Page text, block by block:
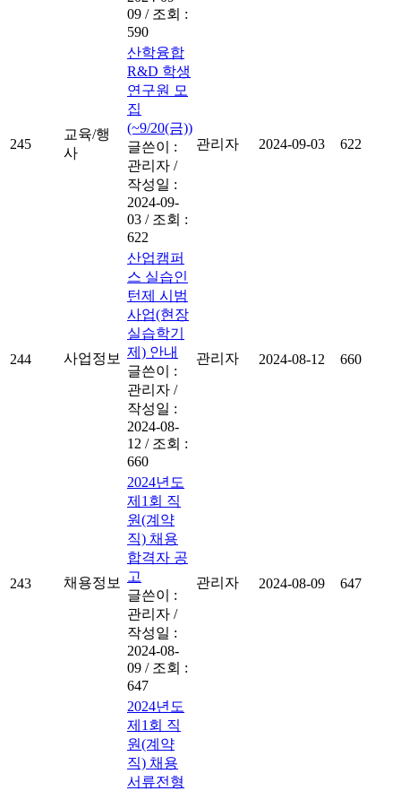
09 / 조회 :
590
245
교육/행
사
산학융합
R&D 학생
연구원 모
집
(~9/20(금))
글쓴이 :
관리자 /
작성일 :
2024-09-
03 / 조회 :
622
관리자 2024-09-03 622
244 사업정보
산업캠퍼
스 실습인
턴제 시범
사업(현장
실습학기
제) 안내
글쓴이 :
관리자 /
작성일 :
2024-08-
12 / 조회 :
660
관리자 2024-08-12 660
243 채용정보
2024년도
제1회 직
원(계약
직) 채용
합격자 공
고
글쓴이 :
관리자 /
작성일 :
2024-08-
09 / 조회 :
647
관리자 2024-08-09 647
2024년도
제1회 직
원(계약
직) 채용
서류전형